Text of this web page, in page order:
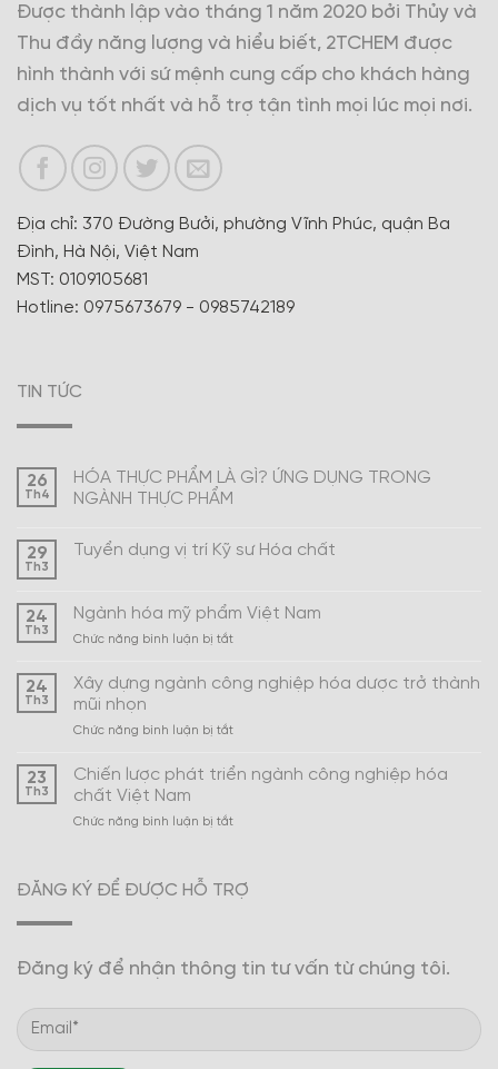
Được thành lập vào tháng 1 năm 2020 bởi Thủy và
Thu đầy năng lượng và hiểu biết, 2TCHEM được
hình thành với sứ mệnh cung cấp cho khách hàng
dịch vụ tốt nhất và hỗ trợ tận tình mọi lúc mọi nơi.
Địa chỉ: 370 Đường Bưởi, phường Vĩnh Phúc, quận Ba
Đình, Hà Nội, Việt Nam
MST: 0109105681
Hotline: 0975673679 - 0985742189
TIN TỨC
26
Th4
HÓA THỰC PHẨM LÀ GÌ? ỨNG DỤNG TRONG
NGÀNH THỰC PHẨM
29
Th3
Tuyển dụng vị trí Kỹ sư Hóa chất
24
Th3
Ngành hóa mỹ phẩm Việt Nam
Chức năng bình luận bị tắtở
mỹ
Việt
24
Th3
Xây dựng ngành công nghiệp hóa dược trở thành
mũi nhọn
Chức năng bình luận bị tắtở
dựng
ngành
nghiệp
trở
thành
23
Th3
Chiến lược phát triển ngành công nghiệp hóa
chất Việt Nam
Chức năng bình luận bị tắtở
triển
hóa
Việt
ĐĂNG KÝ ĐỂ ĐƯỢC HỖ TRỢ
Đăng ký để nhận thông tin tư vấn từ chúng tôi.